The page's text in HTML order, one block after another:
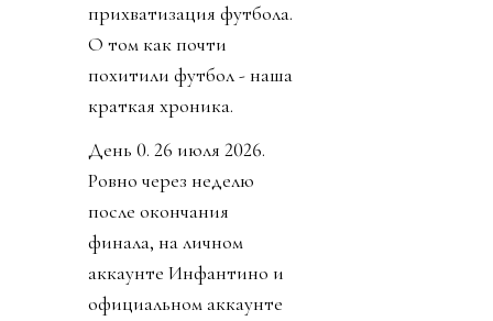
прихватизация футбола.
О том как почти
похитили футбол - наша
краткая хроника.
День 0. 26 июля 2026.
Ровно через неделю
после окончания
финала, на личном
аккаунте Инфантино и
официальном аккаунте